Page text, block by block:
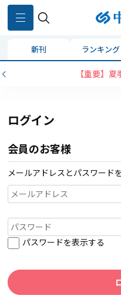
新刊 ランキング
【重要】
ログイン
会員のお客様
メールアドレスとパスワード
パスワードを表示する